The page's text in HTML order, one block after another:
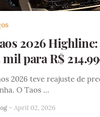
2026
mil para R$
2026 teve reajuste de
O Taos …
- April 02, 2026